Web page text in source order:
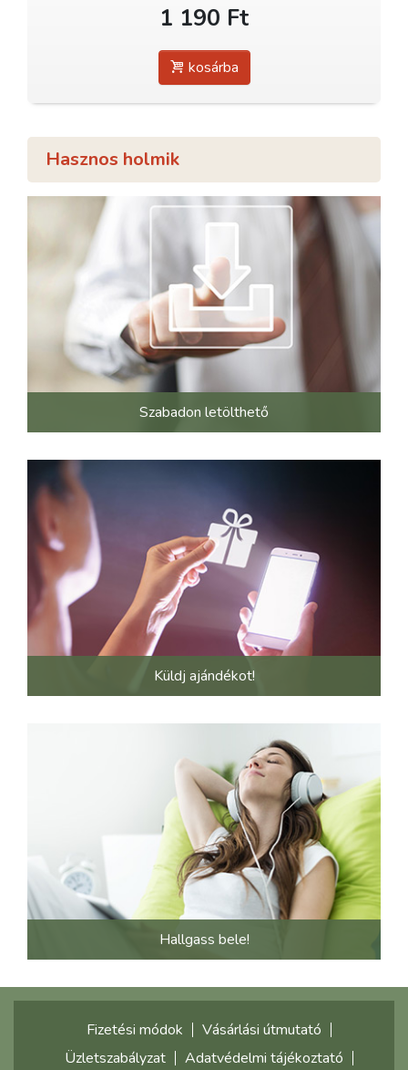
1 190 Ft
kosárba
Hasznos holmik
Szabadon letölthető
Küldj ajándékot!
Hallgass bele!
Fizetési módok
Vásárlási útmutató
Üzletszabályzat
Adatvédelmi tájékoztató